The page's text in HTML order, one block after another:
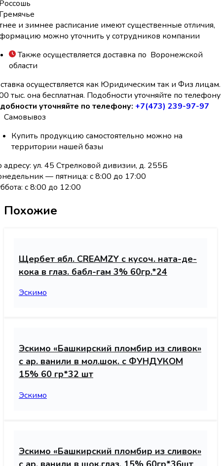
и зимнее расписание имеют существенные отличия,
можно уточнить у сотрудников компании
Также осуществляется доставка по Воронежской
области
осуществляется как Юридическим так и Физ
тыс. она бесплатная. Подобности уточняйте по
уточняйте по телефону: +7(473) 239-97-97
Самовывоз
Купить продукцию самостоятельно можно на
территории нашей базы
адресу: ул. 45 Стрелковой дивизии, д. 255Б
— пятница: с 8:00 до 17:00
с 8:00 до 12:00
Похожие
Щербет ябл. CREAMZY с кусоч. ната-де-
кока в глаз. бабл-гам 3% 60гр.*24
Эскимо
Эскимо «Башкирский пломбир из сливок»
с ар. ванили в мол.шок. с ФУНДУКОМ
15% 60 гр*32 шт
Эскимо
Эскимо «Башкирский пломбир из сливок»